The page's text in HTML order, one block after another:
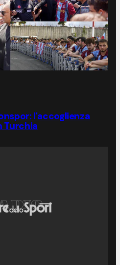
l'accoglienza
Turchia